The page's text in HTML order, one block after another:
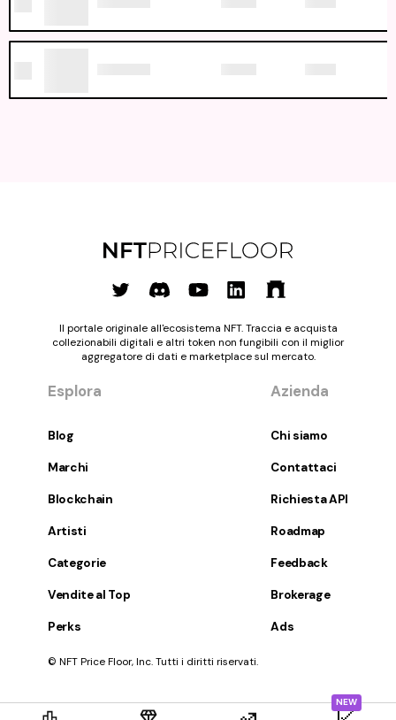
NEW
Il portale originale all'ecosistema NFT. Traccia e acquista
collezionabili digitali e altri token non fungibili con il miglior
aggregatore di dati e marketplace sul mercato.
Esplora
Blog
Marchi
Blockchain
Artisti
Categorie
Vendite al Top
Perks
Azienda
Chi siamo
Contattaci
Richiesta API
Roadmap
Feedback
Brokerage
Ads
© NFT Price Floor, Inc. Tutti i diritti riservati.